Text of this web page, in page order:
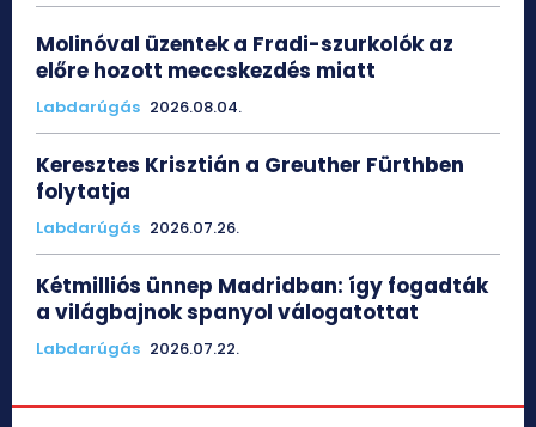
Molinóval üzentek a Fradi-szurkolók az
előre hozott meccskezdés miatt
Labdarúgás 2026.08.04.
Keresztes Krisztián a Greuther Fürthben
folytatja
Labdarúgás 2026.07.26.
Kétmilliós ünnep Madridban: így fogadták
a világbajnok spanyol válogatottat
Labdarúgás 2026.07.22.